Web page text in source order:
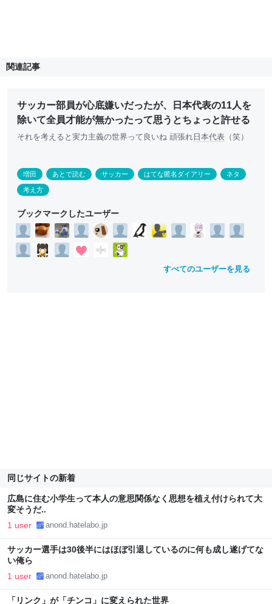
関連記事
サッカー部員が心底嫌いだったが、日本代表の11人を
除いて全員才能が無かったって思うとちょっと許せる
それを考えると実力主義の世界って良いね 頑張れ 日本代表 （笑）
増田 あとで読む サッカー はてな匿名ダイアリー ネタ
考え方
ブックマークしたユーザー
すべてのユーザーを見る
同じサイトの新着
広島に住む小学生って本人の意思関係なく思想を植え付けられて大
変そうだ..
1 user anond.hatelabo.jp
サッカー選手は30後半にはほぼ引退しているのに何も成し遂げてな
い俺ら
1 user anond.hatelabo.jp
「リンク」が「チンコ」に変えられた世界